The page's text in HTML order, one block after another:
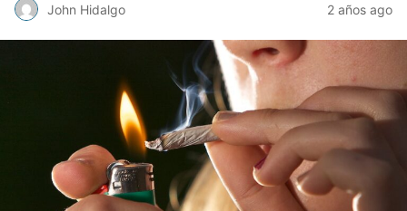
John Hidalgo 2 años ago